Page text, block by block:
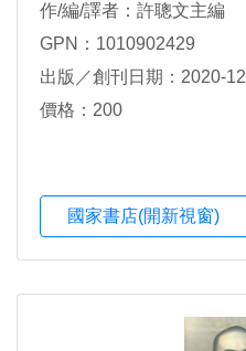
作/編/譯者：許聰文主編
GPN：1010902429
出版／創刊日期：2020-12
價格：200
國家書店(開新視窗)